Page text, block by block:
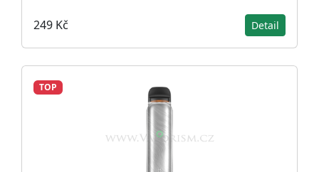
249 Kč Detail
TOP